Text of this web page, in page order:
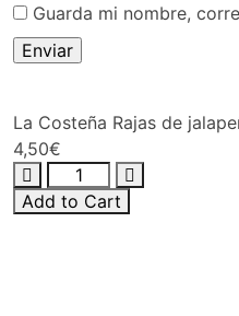
Guarda mi nombre,
La Costeña Rajas de
4,50€
Add to Cart